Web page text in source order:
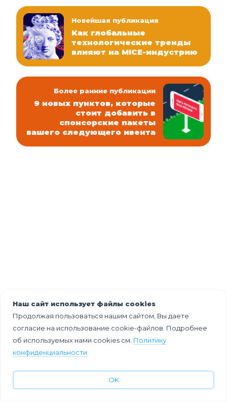
Новейшая публикация
Как глобальные
технологические тренды
влияют на MICE-индустрию
Более ранние публикации
9 новых пунктов, которые
стоит добавить в
спонсорские пакеты
вашего следующего ивента
Наш сайт использует файлы cookies
Продолжая пользоваться нашим сайтом, Вы даете
согласие на использование cookie-файлов. Подробнее
об используемых нами cookies см. Политику
конфиденциальности
OK